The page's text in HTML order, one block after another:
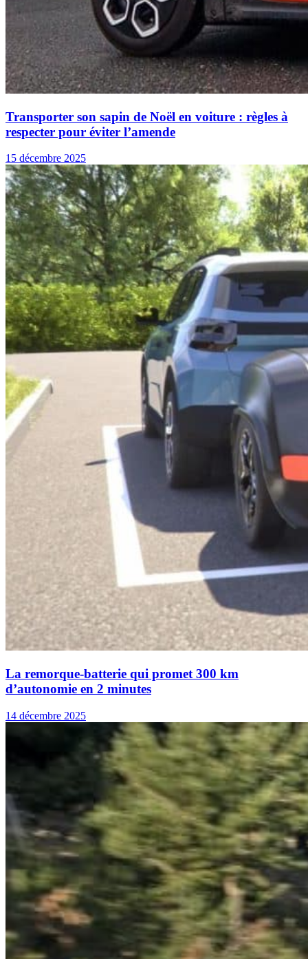
Transporter son sapin de Noël en voiture : règles à
respecter pour éviter l’amende
15 décembre 2025
La remorque-batterie qui promet 300 km
d’autonomie en 2 minutes
14 décembre 2025